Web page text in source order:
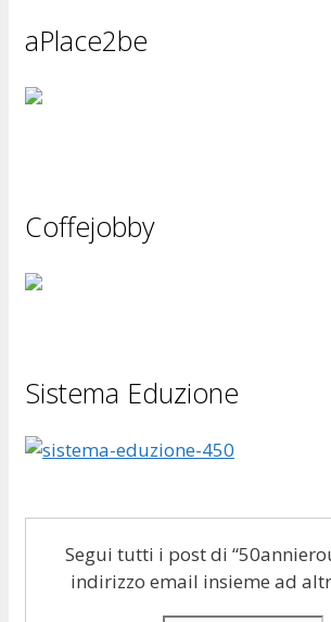
aPlace2be
Coffejobby
Sistema Eduzione
Segui tutti i post di
indirizzo email insieme ad